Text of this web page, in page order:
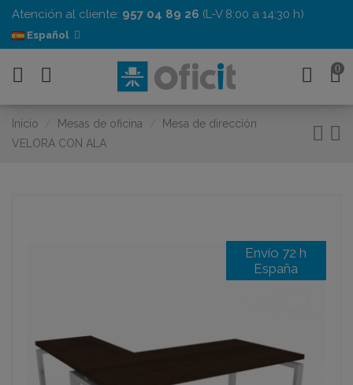
Atención al cliente: 957 04 89 26 (L-V 8:00 a 14:30 h)
Español
0
Inicio Mesas de oficina
Mesa de dirección
VELORA CON ALA
Envío 72 h
España